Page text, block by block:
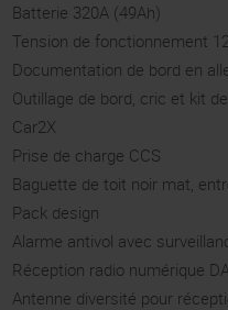
Batterie 320A (49Ah)
Tension de fonctionnement
Documentation de bord en
Outillage de bord, cric et kit
Car2X
Prise de charge CCS
Baguette de toit noir mat,
Pack design
Alarme antivol avec
Réception radio numérique
Antenne diversité pour